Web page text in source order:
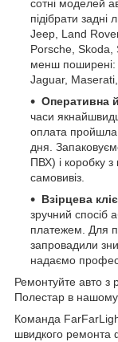
сотні моделей
підібрати
Jeep, Land
Porsche, Skoda,
менш поширені:
Jaguar,
Оперативна
часи
оплата
дня.
ПВХ) і коробку
самовивіз.
Взірцева
зручний спосіб
платежем. Для
запровадили
надаємо
Ремонтуйте авто з
Полестар в нашому
Команда
швидкого ремонта